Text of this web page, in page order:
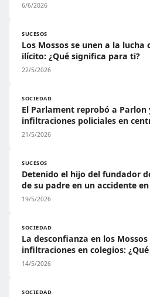
6/6/2026
SUCESOS
Los Mossos se unen a la
ilícito: ¿Qué significa para ti?
22/5/2026
SOCIEDAD
El Parlament reprobó a Parlon
infiltraciones policiales en
21/5/2026
SUCESOS
Detenido el hijo del fundador
de su padre en un accidente
19/5/2026
SOCIEDAD
La desconfianza en los
infiltraciones en colegios:
14/5/2026
SOCIEDAD